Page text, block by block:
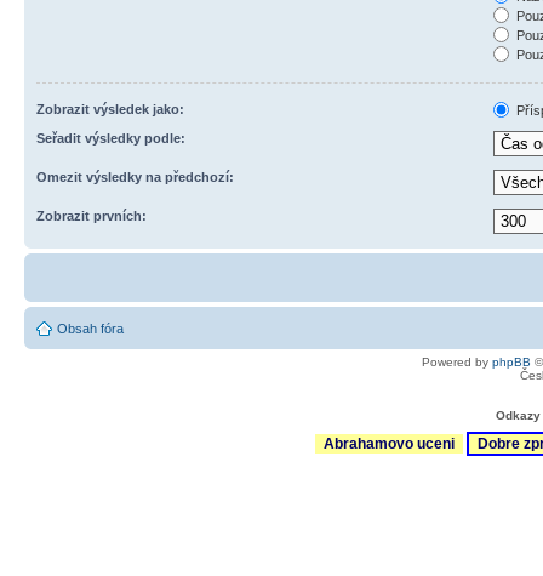
Zobrazit výsledek jako:
Seřadit výsledky podle:
Omezit výsledky na předchozí:
Zobrazit prvních:
Obsah fóra
Powered by phpBB
Abrahamovo uceni Dobre